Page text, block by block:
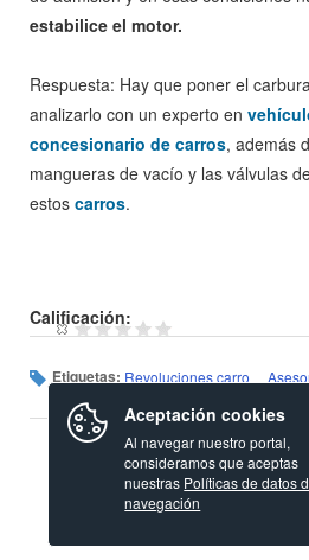
estabilice el motor.
Respuesta: Hay que poner el
analizarlo con un experto en
concesionario de carros, además
mangueras de vacío y las válvulas
estos carros.
Calificación:
Etiquetas: Revoluciones carro
Aceptación cookies
Al navegar nuestro portal,
consideramos que aceptas
nuestras Políticas de datos
navegación